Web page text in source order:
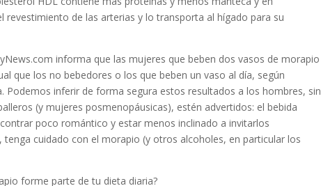
revestimiento de las arterias y lo transporta al hígado para su
informa que las mujeres que beben dos vasos de morapio
que los no bebedores o los que beben un vaso al día, según
Podemos inferir de forma segura estos resultados a los hombres, sin
(y mujeres posmenopáusicas), estén advertidos: el bebida
poco romántico y estar menos inclinado a invitarlos
cuidado con el morapio (y otros alcoholes, en particular los
forme parte de tu dieta diaria?